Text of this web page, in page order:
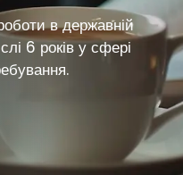
в державній
6 років у сфері